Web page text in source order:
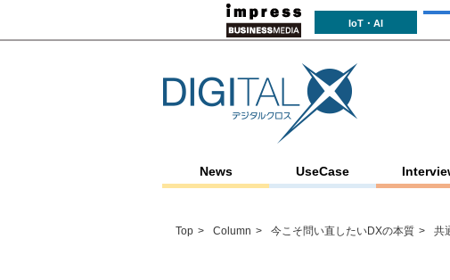
IoT・AI
News UseCase
Top Column 今こそ問い直したいDXの本質 共